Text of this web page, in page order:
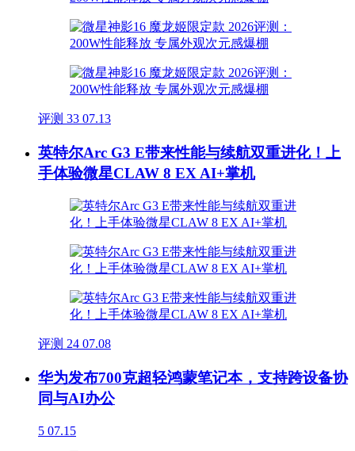
评测 33 07.13
英特尔Arc G3 E带来性能与续航双重进化！上
手体验微星CLAW 8 EX AI+掌机
评测 24 07.08
华为发布700克超轻鸿蒙笔记本，支持跨设备协
同与AI办公
5 07.15